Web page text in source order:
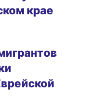
крае